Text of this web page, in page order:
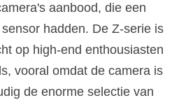
aanbood, die een
hadden. De Z-serie is
op high-end enthousiasten
vooral omdat de camera is
de enorme selectie van